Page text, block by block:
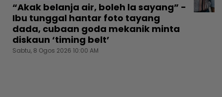
“Akak belanja air, boleh la sayang” -
Ibu tunggal hantar foto tayang
dada, cubaan goda mekanik minta
diskaun ‘timing belt’
Sabtu, 8 Ogos 2026 10:00 AM